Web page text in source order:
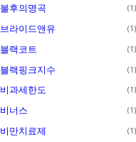
불후의명곡 1
브라이드앤유 1
블랙코트 1
블랙핑크지수 1
비과세한도 1
비너스 1
비만치료제 1